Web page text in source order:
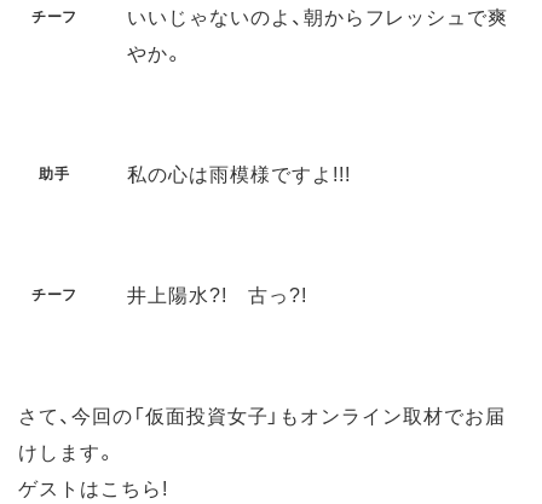
チーフ
いいじゃないのよ、朝からフレッシュで爽
やか。
助手 私の心は雨模様ですよ!!!
チーフ 井上陽水?! 古っ?!
さて、今回の「仮面投資女子」もオンライン取材でお届
けします。
ゲストはこちら!